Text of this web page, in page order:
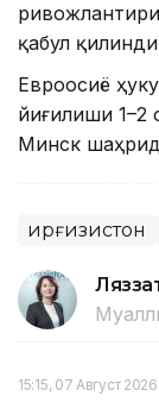
қабул
Евроосиё
йиғилиши 1–2
Минск
Қирғизистон
15:15, 07 Август 2026